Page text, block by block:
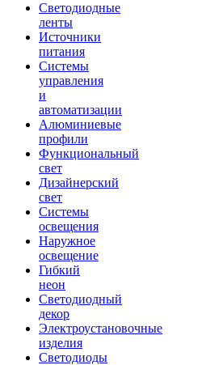
Светодиодные
ленты
Источники
питания
Системы
управления
и
автоматизации
Алюминиевые
профили
Функциональный
свет
Дизайнерский
свет
Системы
освещения
Наружное
освещение
Гибкий
неон
Светодиодный
декор
Электроустановочные
изделия
Светодиоды